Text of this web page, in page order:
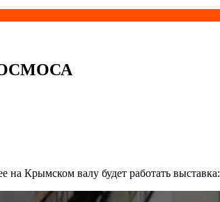
на Крымском валу будет работать выставка: